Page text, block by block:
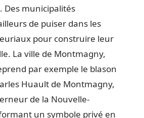
Des municipalités
de puiser dans les
pour construire leur
La ville de Montmagny,
par exemple le blason
Huault de Montmagny,
de la Nouvelle-
un symbole privé en